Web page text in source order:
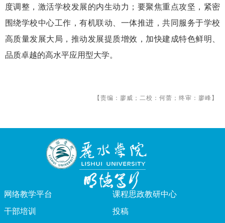
度调整，激活学校发展的内生动力；要聚焦重点攻坚，紧密
围绕学校中心工作，有机联动、一体推进，共同服务于学校
高质量发展大局，推动发展提质增效，加快建成特色鲜明、
品质卓越的高水平应用型大学。
【责编：廖威；二校：何蕾；终审：廖峰】
网络教学平台
课程思政教研中心
干部培训
投稿